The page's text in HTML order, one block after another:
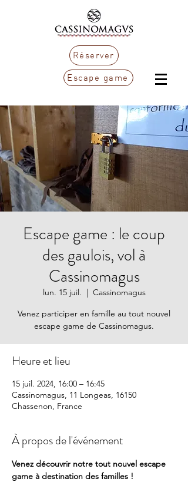
Réserver
Escape game
Escape game : le coup
des gaulois, vol à
Cassinomagus
lun. 15 juil.
  |
Cassinomagus
Venez participer en famille au tout nouvel
escape game de Cassinomagus.
Heure et lieu
15 juil. 2024, 16:00 – 16:45
Cassinomagus, 11 Longeas, 16150
Chassenon, France
À propos de l'événement
Venez découvrir notre tout nouvel escape
game à destination des familles !